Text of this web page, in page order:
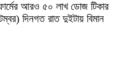
আরও ৫০ লাখ ডোজ টিকার
দিনগত রাত দুইটায় বিমান